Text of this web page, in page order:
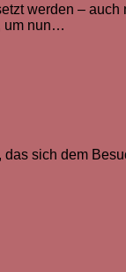
werden –
um nun…
sich dem